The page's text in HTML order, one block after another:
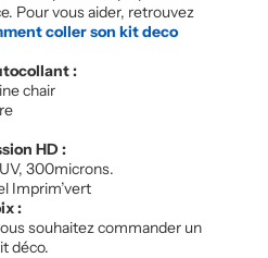
Pour vous aider, retrouvez
coller son kit deco
:
chair
HD :
300microns.
Imprim’vert
:
souhaitez commander un
déco.